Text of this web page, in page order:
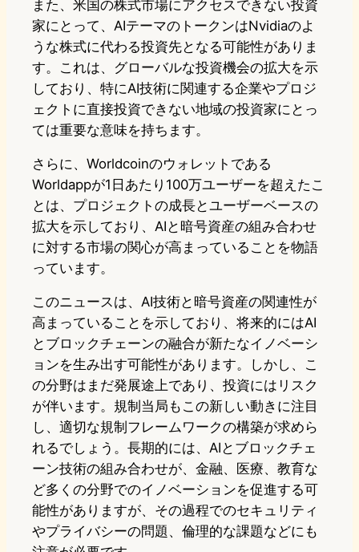
また、米国の株式市場にアクセスできない投資
家にとって、AIテーマのトークンはNvidiaのよ
うな株式に代わる投資先となる可能性がありま
す。これは、グローバルな投資機会の拡大を示
しており、特にAI技術に関連する企業やプロジ
ェクトに直接投資できない地域の投資家にとっ
ては重要な意味を持ちます。
さらに、Worldcoinのウォレットである
Worldappが1日あたり100万ユーザーを超えたこ
とは、プロジェクトの成長とユーザーベースの
拡大を示しており、AIと暗号資産の組み合わせ
に対する市場の関心が高まっていることを物語
っています。
このニュースは、AI技術と暗号資産の関連性が
高まっていることを示しており、将来的にはAI
とブロックチェーンの融合が新たなイノベーシ
ョンを生み出す可能性があります。しかし、こ
の分野はまだ発展途上であり、投資にはリスク
が伴います。規制当局もこの新しい動きに注目
し、適切な規制フレームワークの構築が求めら
れるでしょう。長期的には、AIとブロックチェ
ーン技術の組み合わせが、金融、医療、教育な
ど多くの分野でのイノベーションを促進する可
能性がありますが、その過程でのセキュリティ
やプライバシーの問題、倫理的な課題などにも